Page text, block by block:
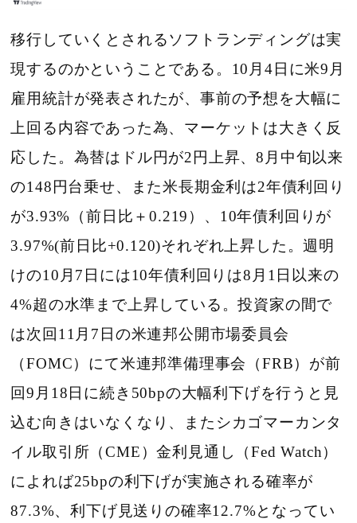
移行していくとされるソフトランディングは実
現するのかということである。10月4日に米9月
雇用統計が発表されたが、事前の予想を大幅に
上回る内容であった為、マーケットは大きく反
応した。為替はドル円が2円上昇、8月中旬以来
の148円台乗せ、また米長期金利は2年債利回り
が3.93%（前日比＋0.219）、10年債利回りが
3.97%(前日比+0.120)それぞれ上昇した。週明
けの10月7日には10年債利回りは8月1日以来の
4%超の水準まで上昇している。投資家の間で
は次回11月7日の米連邦公開市場委員会
（FOMC）にて米連邦準備理事会（FRB）が前
回9月18日に続き50bpの大幅利下げを行うと見
込む向きはいなくなり、またシカゴマーカンタ
イル取引所（CME）金利見通し（Fed Watch）
によれば25bpの利下げが実施される確率が
87.3%、利下げ見送りの確率12.7%となってい